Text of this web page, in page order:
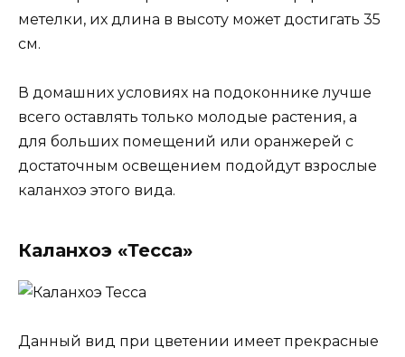
метелки, их длина в высоту может достигать 35
см.
В домашних условиях на подоконнике лучше
всего оставлять только молодые растения, а
для больших помещений или оранжерей с
достаточным освещением подойдут взрослые
каланхоэ этого вида.
Каланхоэ «Тесса»
Данный вид при цветении имеет прекрасные